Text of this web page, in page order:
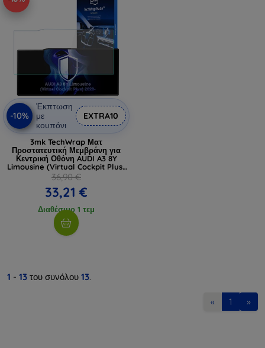
-10%
Έκπτωση
με
κουπόνι
EXTRA10
3mk TechWrap Ματ
Προστατευτική Μεμβράνη για
Κεντρική Οθόνη AUDI A3 8Y
Limousine (Virtual Cockpit Plus)
2020-
36,90 €
33,21 €
Διαθέσιμο 1 τεμ
1 - 13 του συνόλου 13.
« 1 »